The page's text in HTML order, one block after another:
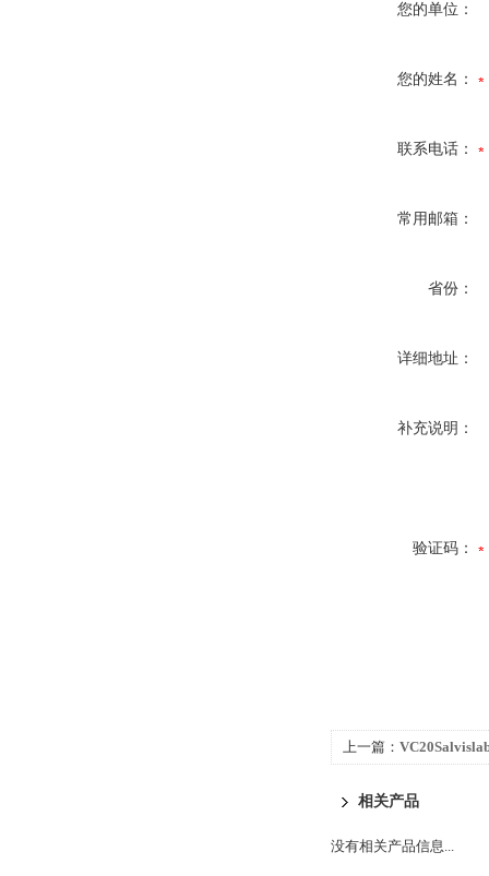
您的单位：
您的姓名：
联系电话：
常用邮箱：
省份：
详细地址：
补充说明：
验证码：
上一篇：
相关产品
没有相关产品信息...